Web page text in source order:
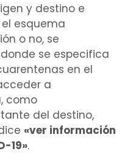
y destino e
esquema
o no, se
se especifica
en el
a
como
del destino,
«ver información
19».